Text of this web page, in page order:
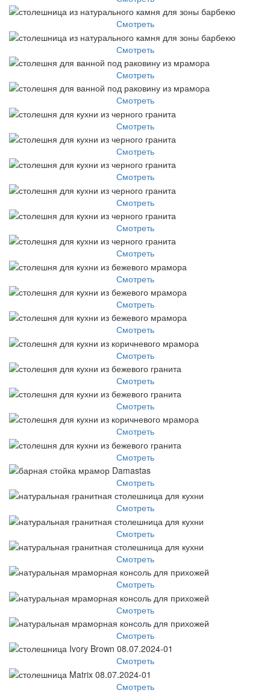
Смотреть
Смотреть
Смотреть
Смотреть
Смотреть
Смотреть
Смотреть
Смотреть
Смотреть
Смотреть
Смотреть
Смотреть
Смотреть
Смотреть
Смотреть
Смотреть
Смотреть
Смотреть
Смотреть
Смотреть
Смотреть
Смотреть
Смотреть
Смотреть
Смотреть
Смотреть
Смотреть